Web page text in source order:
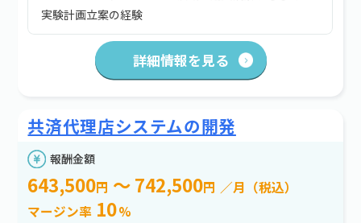
実験計画立案の経験
詳細情報を見る
共済代理店システムの開発
報酬金額
643,500円 ～ 742,500円 ／月（税込）
マージン率 10%